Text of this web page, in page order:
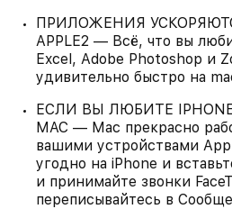
ПРИЛОЖЕНИЯ
APPLE2 — Всё, что вы
Excel, Adobe Photoshop и
удивительно быстро на
ЕСЛИ ВЫ ЛЮБИТЕ
MAC — Mac прекрасно
вашими устройствами
угодно на iPhone и
и принимайте звонки
переписывайтесь в